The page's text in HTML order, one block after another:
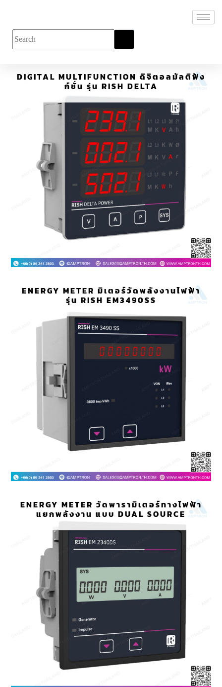
DIGITAL MULTIFUNCTION ดิจิตอลมัลติฟัง
ก์ชั่น รุ่น RISH DELTA
ENERGY METER มิเตอร์วัดพลังงานไฟฟ้า
รุ่น RISH EM3490SS
ENERGY METER วัดพารามิเตอร์ทางไฟฟ้า
แยกพลังงาน แบบ DUAL SOURCE